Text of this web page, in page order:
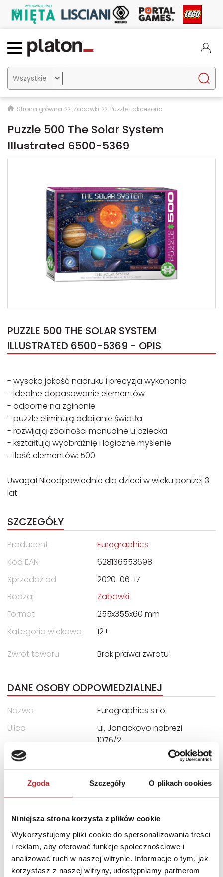
Zgoda Szczegóły O plikach cookies
Niniejsza strona korzysta z plików cookie
Wykorzystujemy pliki cookie do spersonalizowania treści
i reklam, aby oferować funkcje społecznościowe i
analizować ruch w naszej witrynie. Informacje o tym, jak
korzystasz z naszej witryny, udostępniamy partnerom

Strona główna Zabawki Puzzle i akcesoria
Puzzle 500 The Solar System
Illustrated 6500-5369
PUZZLE 500 THE SOLAR SYSTEM
ILLUSTRATED 6500-5369 - OPIS
- wysoka jakość nadruku i precyzja wykonania
- idealne dopasowanie elementów
- odporne na zginanie
- puzzle eliminują odbijanie światła
- rozwijają zdolności manualne u dziecka
- kształtują wyobraźnię i logiczne myślenie
- ilość elementów: 500
Uwaga! Nieodpowiednie dla dzieci w wieku poniżej 3
lat.
SZCZEGÓŁY
Producent
Eurographics
Kod EAN
628136553698
Sprzedaż od
2020-06-17
Rodzaj
Zabawki
Format
255x355x60 mm
Kategoria wiekowa
12+
Zwrot towaru
Brak prawa zwrotu
DANE OSOBY ODPOWIEDZIALNEJ
Nazwa
Eurographics s.r.o.
Ulica
ul. Janackovo nabrezi
1076/2
Kod pocztowy
INNI KLIENCI KUPOWALI